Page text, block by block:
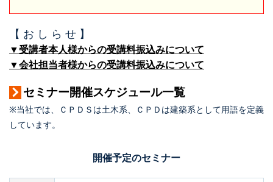
【 お し ら せ 】
▼受講者本人様からの受講料振込みについて
▼会社担当者様からの受講料振込みについて
セミナー開催スケジュール一覧
※当社では、ＣＰＤＳは土木系、ＣＰＤは建築系として用語を定義
しています。
開催予定のセミナー